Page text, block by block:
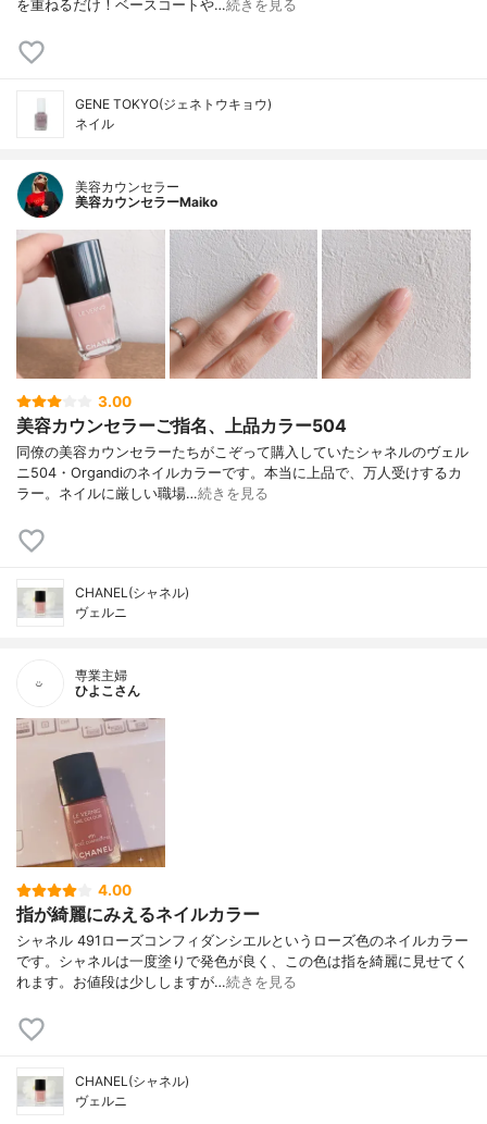
を重ねるだけ！ベースコートや…続きを見る
GENE TOKYO(ジェネトウキョウ)
ネイル
美容カウンセラー
美容カウンセラーMaiko
3.00
美容カウンセラーご指名、上品カラー504
同僚の美容カウンセラーたちがこぞって購入していたシャネルのヴェル
ニ504・Organdiのネイルカラーです。本当に上品で、万人受けするカ
ラー。ネイルに厳しい職場…続きを見る
CHANEL(シャネル)
ヴェルニ
専業主婦
ひよこさん
4.00
指が綺麗にみえるネイルカラー
シャネル 491ローズコンフィダンシエルというローズ色のネイルカラー
です。シャネルは一度塗りで発色が良く、この色は指を綺麗に見せてく
れます。お値段は少ししますが…続きを見る
CHANEL(シャネル)
ヴェルニ